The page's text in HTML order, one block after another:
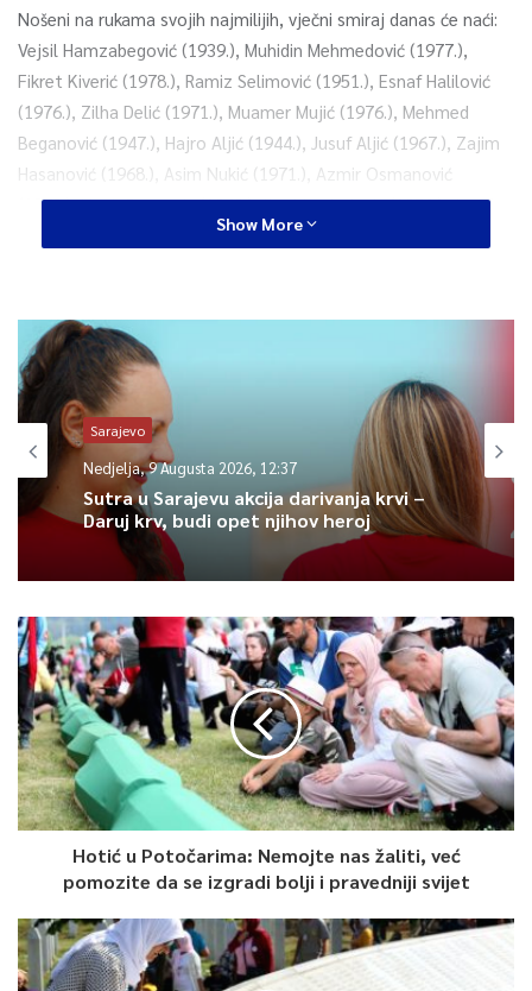
Nošeni na rukama svojih najmilijih, vječni smiraj danas će naći:
Vejsil Hamzabegović (1939.), Muhidin Mehmedović (1977.),
Fikret Kiverić (1978.), Ramiz Selimović (1951.), Esnaf Halilović
(1976.), Zilha Delić (1971.), Muamer Mujić (1976.), Mehmed
Beganović (1947.), Hajro Aljić (1944.), Jusuf Aljić (1967.), Zajim
Hasanović (1968.), Asim Nukić (1971.), Azmir Osmanović
(1979.), Nezir Dautović (1969.), Ibrahim Avdagić (1950.), Jusuf
Halilović (1948.), Salih Džananović (1955.), Meho Karahodžić
Ispred duše šehida proučen je Jasin-i-šerif, dove, prigodni ajeti iz
Kur’ana, ilahija ‘Šehidi’ i Srebrenički inferno. Nakon toga se
oglasio i ezan za spajanje podne i ikindije namaza. Izneseni su
tabuti do Musalle do mezarja i pročitana su imena žrtava
genocida.
Učena je i Salla kojom se oglašava nečija smrt i odaje počast
svim nevinim žrtvama genocida. Potom je klanjana i dženaza-
namaz koju je predvodio reisu-l-ulema IZ u BiH Husein ef.
0
Article Rating
Show More
Sarajevo
Nedjelja, 9 Augusta 2026, 12:37
Sutra u Sarajevu akcija darivanja krvi –
Daruj krv, budi opet njihov heroj
Hotić u Potočarima: Nemojte nas žaliti, već
pomozite da se izgradi bolji i pravedniji svijet